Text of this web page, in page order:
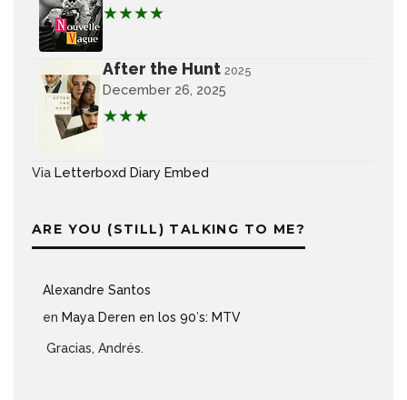
★★★★
After the Hunt 2025
December 26, 2025
★★★
Via Letterboxd Diary Embed
ARE YOU (STILL) TALKING TO ME?
Alexandre Santos
en Maya Deren en los 90′s: MTV
Gracias, Andrés.